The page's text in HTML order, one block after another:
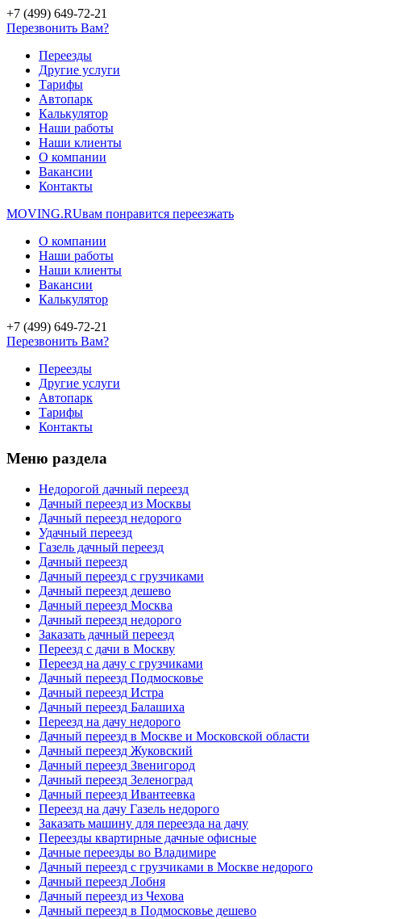
+7 (499) 649-72-21
Перезвонить Вам?
Переезды
Другие услуги
Тарифы
Автопарк
Калькулятор
Наши работы
Наши клиенты
О компании
Вакансии
Контакты
MOVING.RUвам понравится переезжать
О компании
Наши работы
Наши клиенты
Вакансии
Калькулятор
+7 (499) 649-72-21
Перезвонить Вам?
Переезды
Другие услуги
Автопарк
Тарифы
Контакты
Меню раздела
Недорогой дачный переезд
Дачный переезд из Москвы
Дачный переезд недорого
Удачный переезд
Газель дачный переезд
Дачный переезд
Дачный переезд с грузчиками
Дачный переезд дешево
Дачный переезд Москва
Дачный переезд недорого
Заказать дачный переезд
Переезд с дачи в Москву
Переезд на дачу с грузчиками
Дачный переезд Подмосковье
Дачный переезд Истра
Дачный переезд Балашиха
Переезд на дачу недорого
Дачный переезд в Москве и Московской области
Дачный переезд Жуковский
Дачный переезд Звенигород
Дачный переезд Зеленоград
Дачный переезд Ивантеевка
Переезд на дачу Газель недорого
Заказать машину для переезда на дачу
Переезды квартирные дачные офисные
Дачные переезды во Владимире
Дачный переезд с грузчиками в Москве недорого
Дачный переезд Лобня
Дачный переезд из Чехова
Дачный переезд в Подмосковье дешево